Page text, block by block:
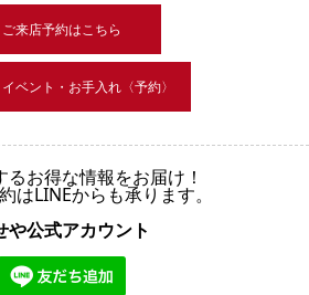
ご来店予約はこちら
ベント・お手入れ〈予約〉
るお得な情報をお届け！
はLINEからも承ります。
や公式アカウント